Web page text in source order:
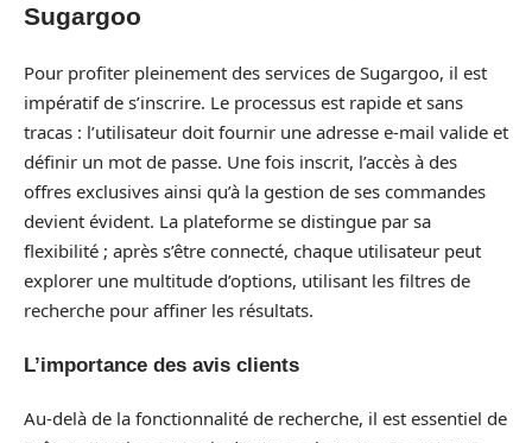
Sugargoo
Pour profiter pleinement des services de Sugargoo, il est
impératif de s’inscrire. Le processus est rapide et sans
tracas : l’utilisateur doit fournir une adresse e-mail valide et
définir un mot de passe. Une fois inscrit, l’accès à des
offres exclusives ainsi qu’à la gestion de ses commandes
devient évident. La plateforme se distingue par sa
flexibilité ; après s’être connecté, chaque utilisateur peut
explorer une multitude d’options, utilisant les filtres de
recherche pour affiner les résultats.
L’importance des avis clients
Au-delà de la fonctionnalité de recherche, il est essentiel de